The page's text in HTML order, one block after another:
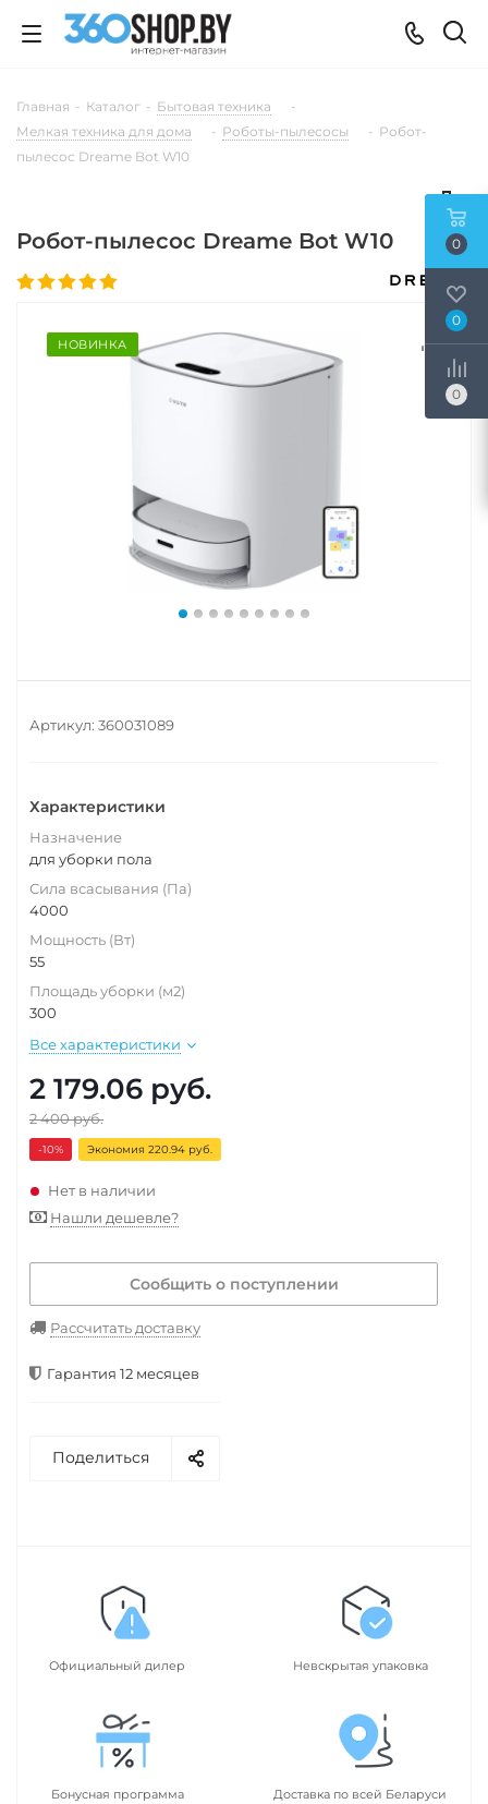
Главная - Каталог - Бытовая техника
-
Мелкая техника для дома
- Роботы-пылесосы - Робот-
пылесос Dreame Bot W10
Робот-пылесос Dreame Bot W10
НОВИНКА
Артикул: 360031089
Характеристики
Назначение
для уборки пола
Сила всасывания (Па)
4000
Мощность (Вт)
55
Площадь уборки (м2)
300
Все характеристики
2 179.06 руб.
2 400руб.
-10% Экономия 220.94 руб.
Нет в наличии
Нашли дешевле?
Сообщить о поступлении
Рассчитать доставку
Гарантия 12 месяцев
Поделиться
Официальный дилер Невскрытая упаковка
Бонусная программа Доставка по всей Беларуси
0
0
0